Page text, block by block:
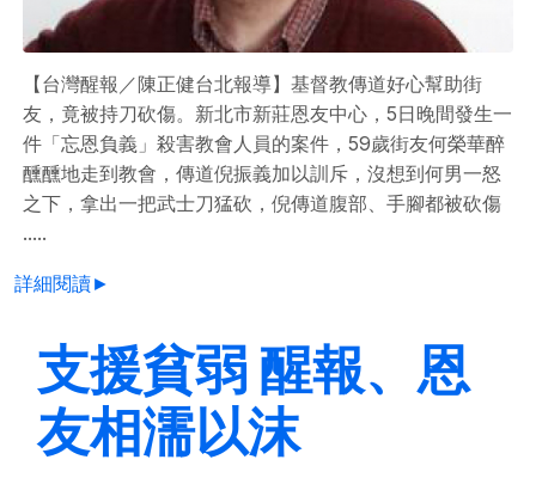
【台灣醒報／陳正健台北報導】基督教傳道好心幫助街
友，竟被持刀砍傷。新北市新莊恩友中心，5日晚間發生一
件「忘恩負義」殺害教會人員的案件，59歲街友何榮華醉
醺醺地走到教會，傳道倪振義加以訓斥，沒想到何男一怒
之下，拿出一把武士刀猛砍，倪傳道腹部、手腳都被砍傷
.....
詳細閱讀►
支援貧弱 醒報、恩
友相濡以沫